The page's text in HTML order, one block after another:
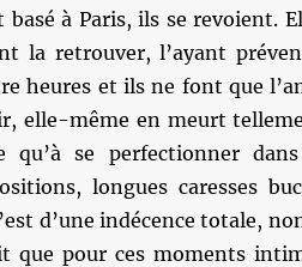
basé à Paris, ils se revoient.
la retrouver, l’ayant
heures et ils ne font que
elle-même en meurt
qu’à se perfectionner
longues caresses
d’une indécence totale,
que pour ces moments